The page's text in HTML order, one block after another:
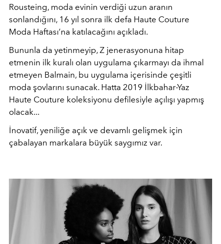
Rousteing, moda evinin verdiği uzun aranın
sonlandığını, 16 yıl sonra ilk defa Haute Couture
Moda Haftası’na katılacağını açıkladı.
Bununla da yetinmeyip, Z jenerasyonuna hitap
etmenin ilk kuralı olan uygulama çıkarmayı da ihmal
etmeyen Balmain, bu uygulama içerisinde çeşitli
moda şovlarını sunacak. Hatta 2019 İlkbahar-Yaz
Haute Couture koleksiyonu defilesiyle açılışı yapmış
olacak...
İnovatif, yeniliğe açık ve devamlı gelişmek için
çabalayan markalara büyük saygımız var.